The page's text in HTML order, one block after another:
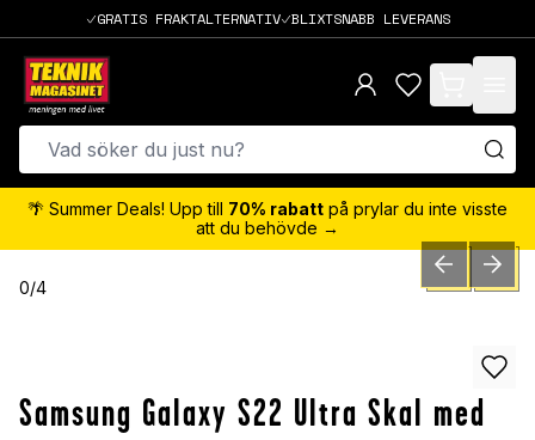
GRATIS FRAKTALTERNATIV BLIXTSNABB LEVERANS
items in cart,
🌴 Summer Deals! Upp till 70% rabatt på prylar du inte visste
att du behövde →
0/4 PREVIOUSNEXT
Samsung Galaxy S22 Ultra Skal med